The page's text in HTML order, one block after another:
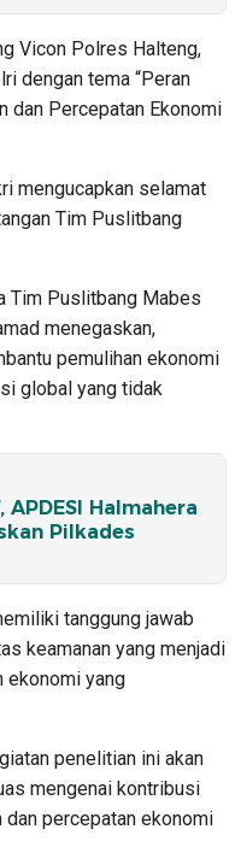
Vicon Polres Halteng,
dengan tema “Peran
dan Percepatan Ekonomi
mengucapkan selamat
Tim Puslitbang
Tim Puslitbang Mabes
menegaskan,
pemulihan ekonomi
global yang tidak
Halmahera
Pilkades
tanggung jawab
keamanan yang menjadi
ekonomi yang
penelitian ini akan
mengenai kontribusi
dan percepatan ekonomi